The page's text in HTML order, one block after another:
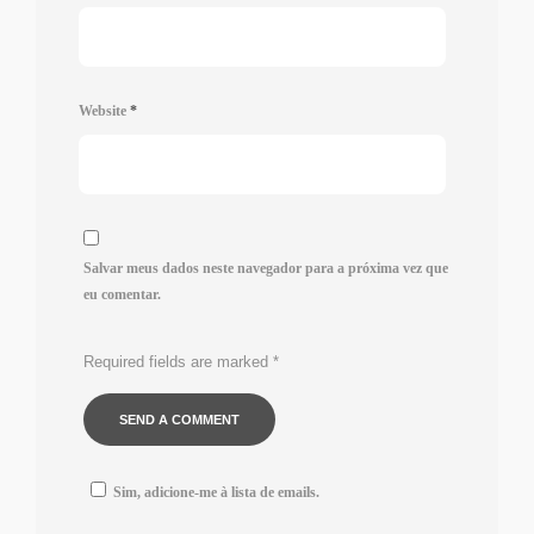
Website *
Salvar meus dados neste navegador para a próxima vez que
eu comentar.
Required fields are marked *
Sim, adicione-me à lista de emails.